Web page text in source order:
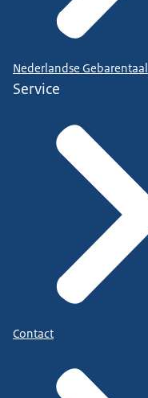
Nederlandse Gebarentaal
Service
Contact